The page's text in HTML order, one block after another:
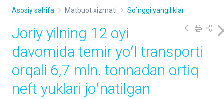
Asosiy sahifa Matbuot xizmati So`nggi yangiliklar
Joriy yilning 12 oyi
davomida temir yoʻl transporti
orqali 6,7 mln. tonnadan ortiq
neft yuklari joʻnatilgan